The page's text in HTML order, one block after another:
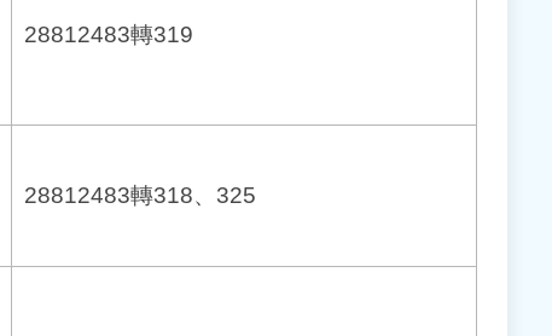
28812483轉319
28812483轉318、325